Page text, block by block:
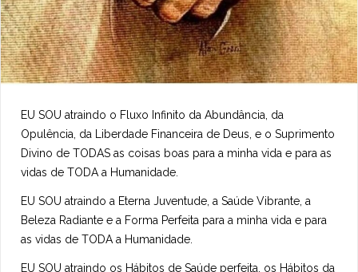
EU SOU atraindo o Fluxo Infinito da Abundância, da
Opulência, da Liberdade Financeira de Deus, e o Suprimento
Divino de TODAS as coisas boas para a minha vida e para as
vidas de TODA a Humanidade.
EU SOU atraindo a Eterna Juventude, a Saúde Vibrante, a
Beleza Radiante e a Forma Perfeita para a minha vida e para
as vidas de TODA a Humanidade.
EU SOU atraindo os Hábitos de Saúde perfeita, os Hábitos da